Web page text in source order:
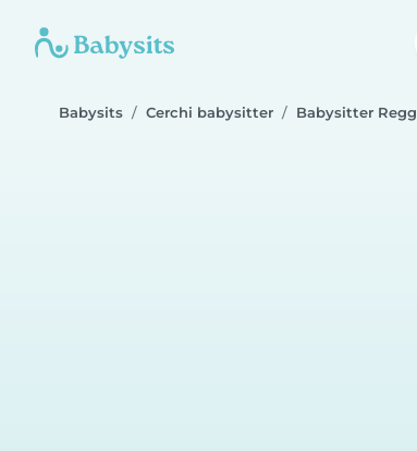
Babysits Cerchi babysitter Babysitter